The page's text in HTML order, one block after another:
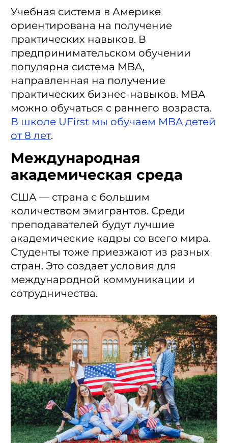
Учебная система в Америке
ориентирована на получение
практических навыков. В
предпринимательском обучении
популярна система MBA,
направленная на получение
практических бизнес-навыков. MBA
можно обучаться с раннего возраста.
В школе UFirst мы обучаем MBA детей
от 8 лет.
Международная
академическая среда
США — страна с большим
количеством эмигрантов. Среди
преподавателей будут лучшие
академические кадры со всего мира.
Студенты тоже приезжают из разных
стран. Это создает условия для
международной коммуникации и
сотрудничества.